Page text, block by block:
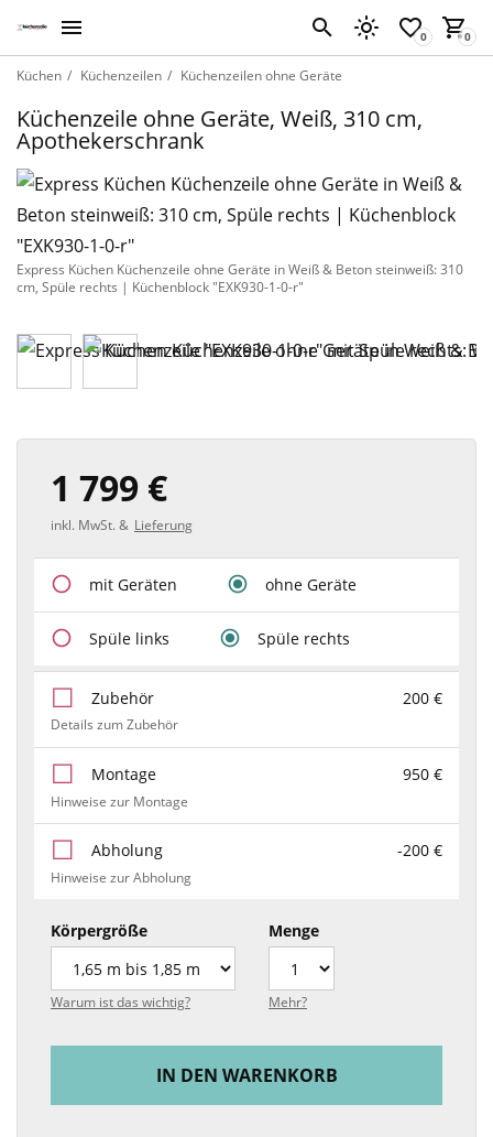
Küchen Küchenzeilen Küchenzeilen ohne Geräte
Küchenzeile ohne Geräte, Weiß, 310 cm,
Apothekerschrank
Express Küchen Küchenzeile ohne Geräte in Weiß & Beton steinweiß: 310
cm, Spüle rechts | Küchenblock "EXK930-1-0-r"
1 799 €
inkl. MwSt. & Lieferung
mit Geräten ohne Geräte
Spüle links Spüle rechts
Zubehör 200 €
Details zum Zubehör
Montage 950 €
Hinweise zur Montage
Abholung -200 €
Hinweise zur Abholung
Körpergröße
Warum ist das wichtig?
Menge
Mehr?
IN DEN WARENKORB